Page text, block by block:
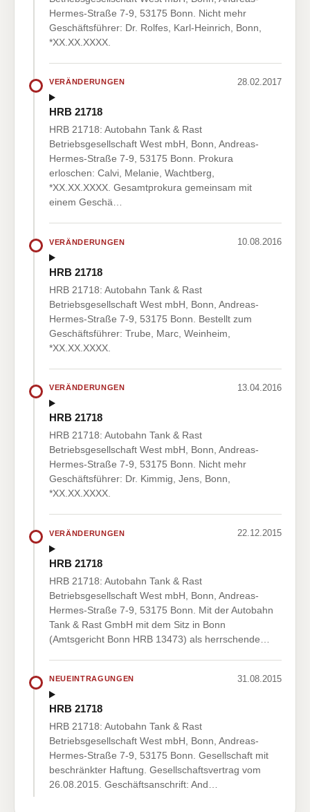
Hermes-Straße 7-9, 53175 Bonn. Nicht mehr
Geschäftsführer: Dr. Rolfes, Karl-Heinrich, Bonn,
*XX.XX.XXXX.
VERÄNDERUNGEN 28.02.2017
HRB 21718
HRB 21718: Autobahn Tank & Rast
Betriebsgesellschaft West mbH, Bonn, Andreas-
Hermes-Straße 7-9, 53175 Bonn. Prokura
erloschen: Calvi, Melanie, Wachtberg,
*XX.XX.XXXX. Gesamtprokura gemeinsam mit
einem Geschä…
VERÄNDERUNGEN 10.08.2016
HRB 21718
HRB 21718: Autobahn Tank & Rast
Betriebsgesellschaft West mbH, Bonn, Andreas-
Hermes-Straße 7-9, 53175 Bonn. Bestellt zum
Geschäftsführer: Trube, Marc, Weinheim,
*XX.XX.XXXX.
VERÄNDERUNGEN 13.04.2016
HRB 21718
HRB 21718: Autobahn Tank & Rast
Betriebsgesellschaft West mbH, Bonn, Andreas-
Hermes-Straße 7-9, 53175 Bonn. Nicht mehr
Geschäftsführer: Dr. Kimmig, Jens, Bonn,
*XX.XX.XXXX.
VERÄNDERUNGEN 22.12.2015
HRB 21718
HRB 21718: Autobahn Tank & Rast
Betriebsgesellschaft West mbH, Bonn, Andreas-
Hermes-Straße 7-9, 53175 Bonn. Mit der Autobahn
Tank & Rast GmbH mit dem Sitz in Bonn
(Amtsgericht Bonn HRB 13473) als herrschende…
NEUEINTRAGUNGEN 31.08.2015
HRB 21718
HRB 21718: Autobahn Tank & Rast
Betriebsgesellschaft West mbH, Bonn, Andreas-
Hermes-Straße 7-9, 53175 Bonn. Gesellschaft mit
beschränkter Haftung. Gesellschaftsvertrag vom
26.08.2015. Geschäftsanschrift: And…